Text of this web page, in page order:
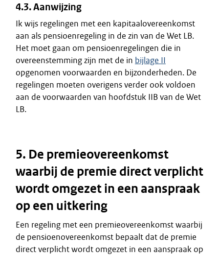
4.3. Aanwijzing
Ik wijs regelingen met een kapitaalovereenkomst
aan als pensioenregeling in de zin van de Wet LB.
Het moet gaan om pensioenregelingen die in
overeenstemming zijn met de in bijlage II
opgenomen voorwaarden en bijzonderheden. De
regelingen moeten overigens verder ook voldoen
aan de voorwaarden van hoofdstuk IIB van de Wet
LB.
5. De premieovereenkomst
waarbij de premie direct verplicht
wordt omgezet in een aanspraak
op een uitkering
Een regeling met een premieovereenkomst waarbij
de pensioenovereenkomst bepaalt dat de premie
direct verplicht wordt omgezet in een aanspraak op